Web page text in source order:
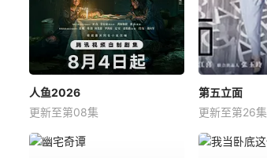
人鱼2026
更新至第08集
第五立面
更新至第26集